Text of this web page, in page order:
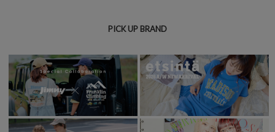
PICK UP BRAND